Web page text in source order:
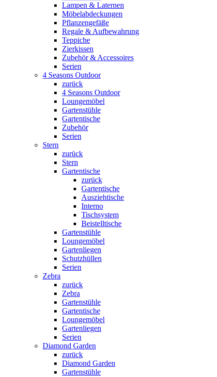
Lampen & Laternen
Möbelabdeckungen
Pflanzengefäße
Regale & Aufbewahrung
Teppiche
Zierkissen
Zubehör & Accessoires
Serien
4 Seasons Outdoor
zurück
4 Seasons Outdoor
Loungemöbel
Gartenstühle
Gartentische
Zubehör
Serien
Stern
zurück
Stern
Gartentische
zurück
Gartentische
Ausziehtische
Interno
Tischsystem
Beistelltische
Gartenstühle
Loungemöbel
Gartenliegen
Schutzhüllen
Serien
Zebra
zurück
Zebra
Gartenstühle
Gartentische
Loungemöbel
Gartenliegen
Serien
Diamond Garden
zurück
Diamond Garden
Gartenstühle